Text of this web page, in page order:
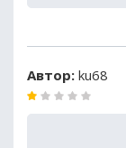
Автор: ku68